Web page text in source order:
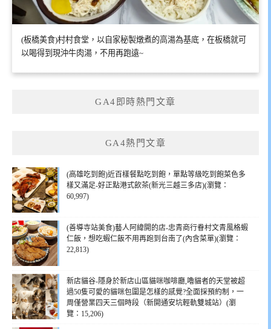
(板橋美食)村村食堂，以自家秘製燉煮的高湯為基底，在板橋就可
以喝得到現沖牛肉湯，不用再跑遠~
GA4即時熱門文章
GA4熱門文章
(高雄吃到飽)近百樣餐點吃到飽，單點等級吃到飽菜色多
樣又滿足-好正點港式飲茶(新光三越三多店)(瀏覽：
60,997)
(善導寺站美食)藝人阿緯開的店-忠青商行眷村文青風格蝦
仁飯，想吃蝦仁飯不用再跑到台南了(內含菜單)(瀏覽：
22,813)
新店貓谷-隱身於新店山區貓咪咖啡廳,嚕貓者的天堂被超
過50隻可愛的貓咪包圍是怎樣的感覺?全面採預約制，一
周僅營業四天三個時段（新開通安坑輕軌雙城站）(瀏
覽：15,206)